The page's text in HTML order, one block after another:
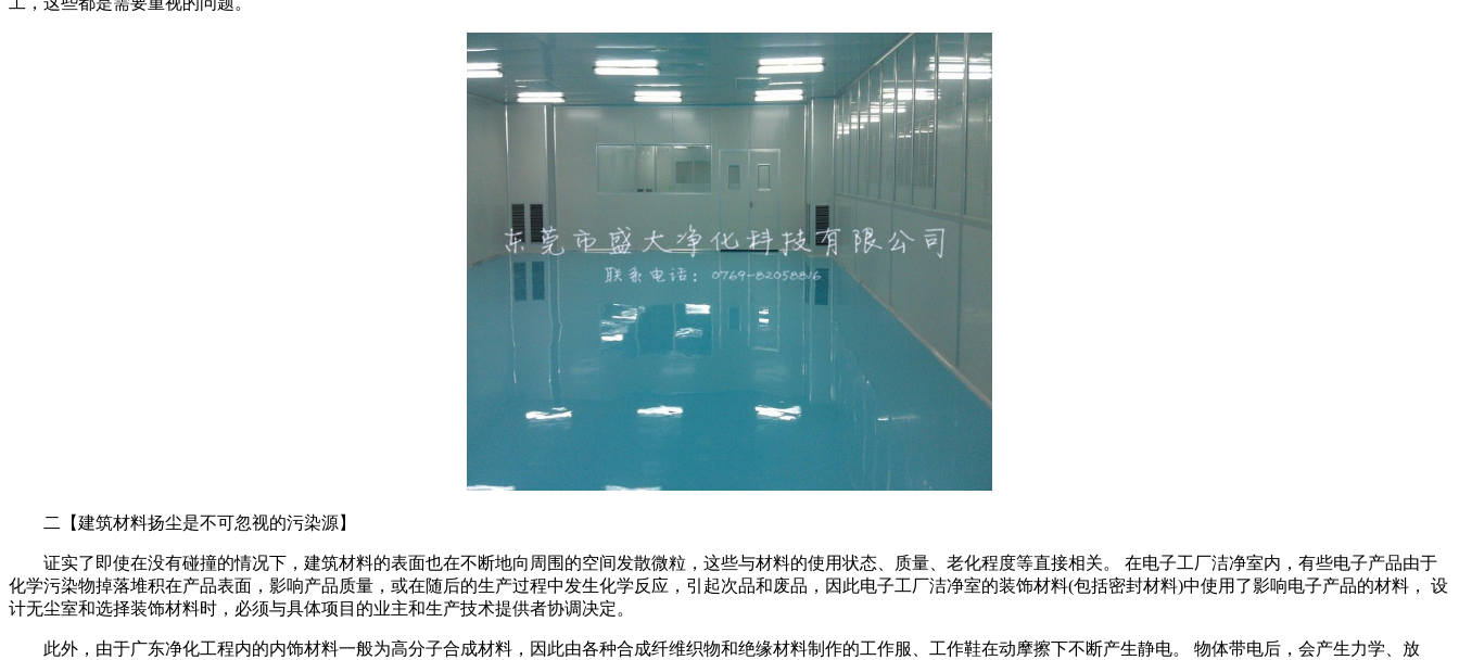
二【建筑材料扬尘是不可忽视的污染源】
证实了即使在没有碰撞的情况下，建筑材料的表面也在不断地向周围的空间发散微粒，这些与材料的使用状态、质量、老化程度等直接相关。 在电子工厂洁净室内，有些电子产品由于
化学污染物掉落堆积在产品表面，影响产品质量，或在随后的生产过程中发生化学反应，引起次品和废品，因此电子工厂洁净室的装饰材料(包括密封材料)中使用了影响电子产品的材料， 设
计无尘室和选择装饰材料时，必须与具体项目的业主和生产技术提供者协调决定。
此外，由于广东净化工程内的内饰材料一般为高分子合成材料，因此由各种合成纤维织物和绝缘材料制作的工作服、工作鞋在动摩擦下不断产生静电。 物体带电后，会产生力学、放